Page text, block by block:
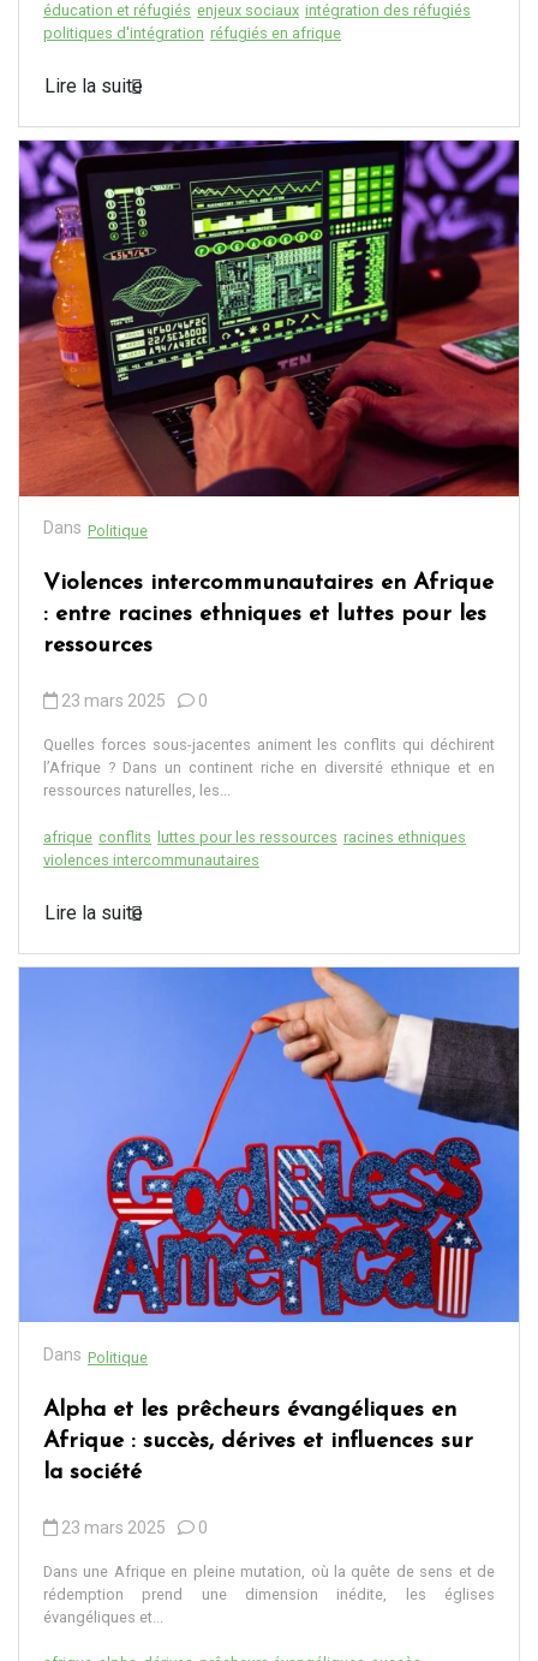
éducation et réfugiés enjeux sociaux intégration des réfugiés
politiques d'intégration réfugiés en afrique
Lire la suite
Dans Politique
Violences intercommunautaires en Afrique
: entre racines ethniques et luttes pour les
ressources
23 mars 2025 0
Quelles forces sous-jacentes animent les conflits qui déchirent
l’Afrique ? Dans un continent riche en diversité ethnique et en
ressources naturelles, les...
afrique conflits luttes pour les ressources racines ethniques
violences intercommunautaires
Lire la suite
Dans Politique
Alpha et les prêcheurs évangéliques en
Afrique : succès, dérives et influences sur
la société
23 mars 2025 0
Dans une Afrique en pleine mutation, où la quête de sens et de
rédemption prend une dimension inédite, les églises
évangéliques et...